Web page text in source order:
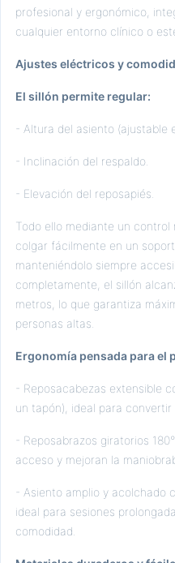
profesional y ergonómico,
cualquier entorno clínico o
Ajustes eléctricos y
El sillón permite regular:
- Altura del asiento (ajustable
- Inclinación del respaldo.
- Elevación del reposapiés.
Todo ello mediante un
colgar fácilmente en un
manteniéndolo siempre
completamente, el sillón
metros, lo que garantiza
personas altas.
Ergonomía pensada para el
- Reposacabezas extensible
un tapón), ideal para convertir
- Reposabrazos giratorios
acceso y mejoran la
- Asiento amplio y acolchado
ideal para sesiones
comodidad.